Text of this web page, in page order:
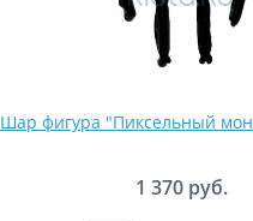
Шар фигура "Пиксельный
1 370 руб.